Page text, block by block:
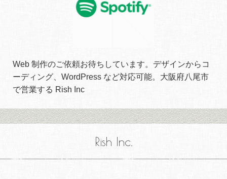
Web 制作のご依頼お待ちしています。デザインからコ
ーディング、WordPress など対応可能。大阪府八尾市
で営業する Rish Inc
Rish Inc.